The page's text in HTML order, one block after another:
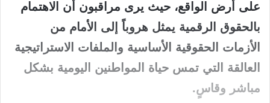
على أرض الواقع، حيث يرى مراقبون أن الاهتمام
بالحقوق الرقمية يمثل هروباً إلى الأمام من
الأزمات الحقوقية الأساسية والملفات الاستراتيجية
العالقة التي تمس حياة المواطنين اليومية بشكل
مباشر وقاسٍ.